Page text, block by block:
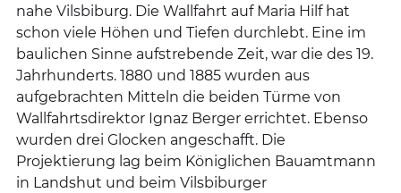
nahe Vilsbiburg. Die Wallfahrt auf Maria Hilf hat
schon viele Höhen und Tiefen durchlebt. Eine im
baulichen Sinne aufstrebende Zeit, war die des 19.
Jahrhunderts. 1880 und 1885 wurden aus
aufgebrachten Mitteln die beiden Türme von
Wallfahrtsdirektor Ignaz Berger errichtet. Ebenso
wurden drei Glocken angeschafft. Die
Projektierung lag beim Königlichen Bauamtmann
in Landshut und beim Vilsbiburger